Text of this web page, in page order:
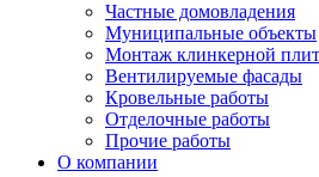
Частные домовладения
Муниципальные объекты
Монтаж клинкерной
Вентилируемые фасады
Кровельные работы
Отделочные работы
Прочие работы
О компании